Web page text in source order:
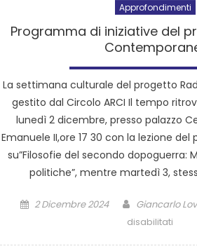
Approfondimenti
Programma di iniziative del
La settimana culturale del progetto
gestito dal Circolo ARCI Il tempo
lunedì 2 dicembre, presso palazzo
Emanuele II,ore 17 30 con la lezione
su”Filosofie del secondo dopoguerra:
politiche”, mentre martedì 3,
2 Dicembre 2024 Giancarlo
disabilitati